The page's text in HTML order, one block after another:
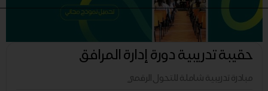
حقيبة تدريبية دورة إدارة المرافق
مبادرة تدريبية شاملة للتحول الرقمي